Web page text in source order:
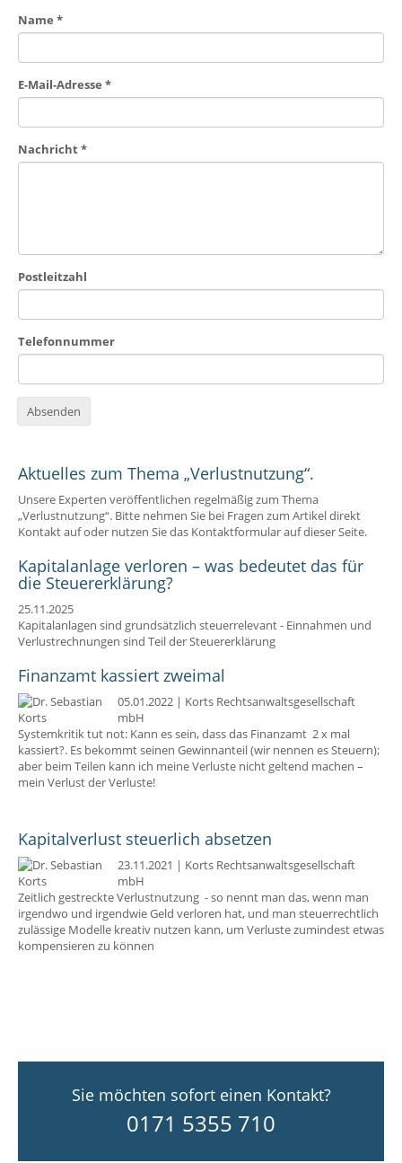
Name *
E-Mail-Adresse *
Nachricht*
Postleitzahl
Telefonnummer
Absenden
Aktuelles zum Thema „Verlustnutzung“.
Unsere Experten veröffentlichen regelmäßig zum Thema
„Verlustnutzung“. Bitte nehmen Sie bei Fragen zum Artikel direkt
Kontakt auf oder nutzen Sie das Kontaktformular auf dieser Seite.
Kapitalanlage verloren – was bedeutet das für
die Steuererklärung?
25.11.2025
Kapitalanlagen sind grundsätzlich steuerrelevant - Einnahmen und
Verlustrechnungen sind Teil der Steuererklärung
Finanzamt kassiert zweimal
05.01.2022 | Korts Rechtsanwaltsgesellschaft
mbH
Systemkritik tut not: Kann es sein, dass das Finanzamt 2 x mal
kassiert?. Es bekommt seinen Gewinnanteil (wir nennen es Steuern);
aber beim Teilen kann ich meine Verluste nicht geltend machen –
mein Verlust der Verluste!
Kapitalverlust steuerlich absetzen
23.11.2021 | Korts Rechtsanwaltsgesellschaft
mbH
Zeitlich gestreckte Verlustnutzung - so nennt man das, wenn man
irgendwo und irgendwie Geld verloren hat, und man steuerrechtlich
zulässige Modelle kreativ nutzen kann, um Verluste zumindest etwas
kompensieren zu können
Sie möchten sofort einen Kontakt?
0171 5355 710